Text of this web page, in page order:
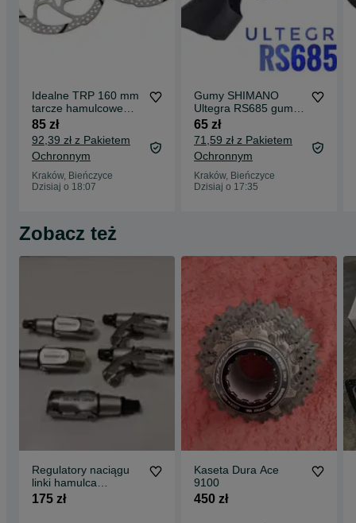
Idealne TRP 160 mm
tarcze hamulcowe
tarcze hamulcowe
160mm
85 zł
92,39 zł z Pakietem
Ochronnym
Kraków, Bieńczyce
Dzisiaj o 18:07
Gumy SHIMANO
Ultegra RS685 gumy
osłony do
klakomanetek
65 zł
71,59 zł z Pakietem
Ochronnym
Kraków, Bieńczyce
Dzisiaj o 17:35
Zobacz też
Regulatory naciągu
linki hamulca
szosowego SM-CB90
175 zł
Kaseta Dura Ace
9100
450 zł